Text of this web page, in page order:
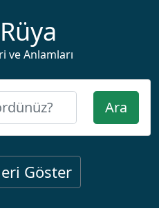
ve Anlamları
Ara
Göster